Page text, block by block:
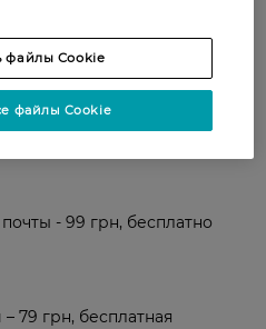
ще
- 99 грн, бесплатно
79 грн, бесплатная
файлы Cookie
файлы Cookie